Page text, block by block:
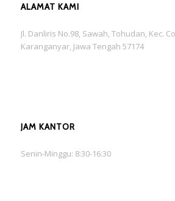
ALAMAT KAMI
Jl. Danliris No.98, Sawah, Tohudan, Kec.
Karanganyar, Jawa Tengah 57174
JAM KANTOR
Senin-Minggu: 8:30-16:30